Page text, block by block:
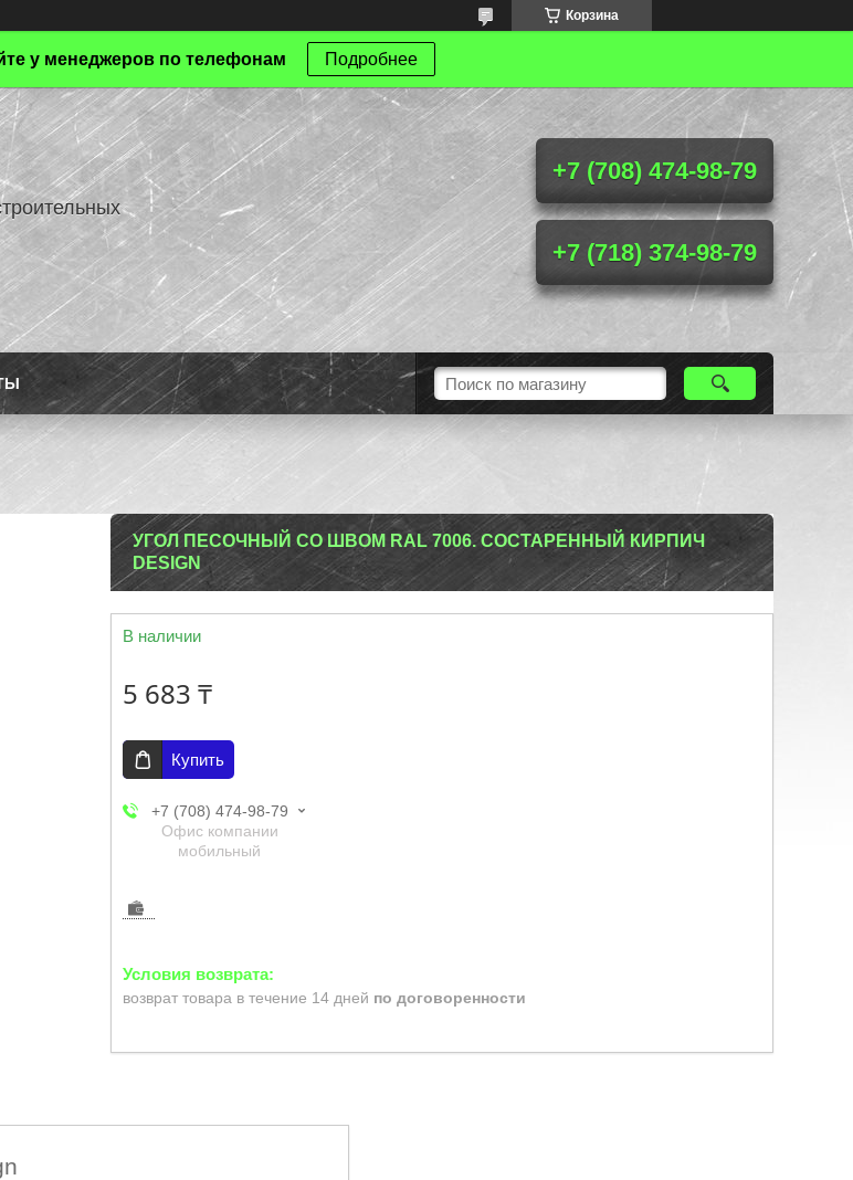
Корзина
у менеджеров по телефонам Подробнее
+7 (708) 474-98-79
+7 (718) 374-98-79
УГОЛ ПЕСОЧНЫЙ СО ШВОМ RAL 7006. СОСТАРЕННЫЙ КИРПИЧ
DESIGN
В наличии
5 683 ₸
Купить
+7 (708) 474-98-79
Офис компании
мобильный
возврат товара в течение 14 дней по договоренности